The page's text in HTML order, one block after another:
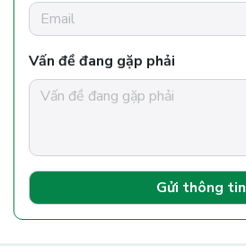
Vấn đề đang gặp phải
Gửi thông tin